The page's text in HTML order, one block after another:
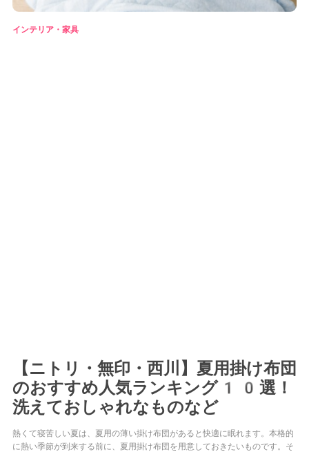
インテリア・家具
【ニトリ・無印・西川】夏用掛け布団
のおすすめ人気ランキング10選！
洗えておしゃれなものなど
熱くて寝苦しい夏は、夏用の薄い掛け布団があると快適に眠れます。本格的
に熱い季節が到来する前に、夏用掛け布団を用意しておきたいものです。そ